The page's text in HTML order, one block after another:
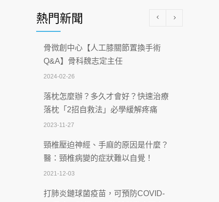
科能量
2026-07-08
沒菸酒也瀕臨洗腎？65歲男靠「這習
慣」逆轉腎功能 醫揭3招救命
2026-07-08
體溫飆破41度！醫連收兩例中暑病例：
致死率達8成
2026-07-07
深耕萬華55年 西園醫院回顧發展歷程與
智慧 醫療布局
2026-07-06
【115年臺北市「防癌保衛戰：健康好禮
熱門新聞
骨微創中心【人工膝關節置換手術
Q&A】骨科魏志定主任
2024-02-26
落枕怎麼辦？多久才會好？快速治療
落枕「2招自救法」必學緩解疼痛
2023-11-27
頸椎壓迫神經、手麻的原因是什麼？
醫：頸椎病變的症狀難以自覺！
2021-12-03
打肺炎鏈球菌疫苗，可預防COVID-